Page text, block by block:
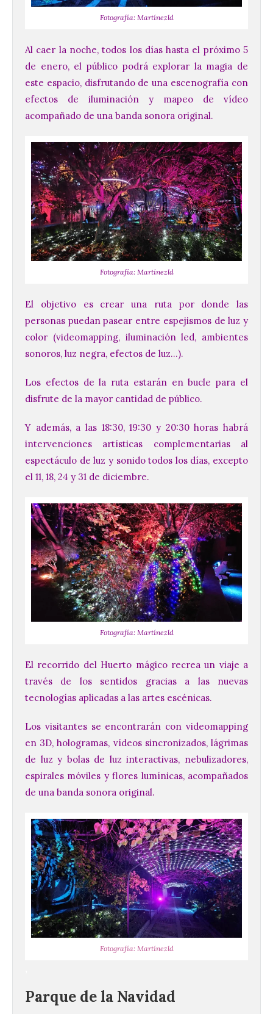
Fotografía: Martínezld
Al caer la noche, todos los días hasta el próximo 5
de enero, el público podrá explorar la magia de
este espacio, disfrutando de una escenografía con
efectos de iluminación y mapeo de vídeo
acompañado de una banda sonora original.
Fotografía: Martínezld
El objetivo es crear una ruta por donde las
personas puedan pasear entre espejismos de luz y
color (videomapping, iluminación led, ambientes
sonoros, luz negra, efectos de luz…).
Los efectos de la ruta estarán en bucle para el
disfrute de la mayor cantidad de público.
Y además, a las 18:30, 19:30 y 20:30 horas habrá
intervenciones artísticas complementarias al
espectáculo de luz y sonido todos los días, excepto
el 11, 18, 24 y 31 de diciembre.
Fotografía: Martínezld
El recorrido del Huerto mágico recrea un viaje a
través de los sentidos gracias a las nuevas
tecnologías aplicadas a las artes escénicas.
Los visitantes se encontrarán con videomapping
en 3D, hologramas, vídeos sincronizados, lágrimas
de luz y bolas de luz interactivas, nebulizadores,
espirales móviles y flores lumínicas, acompañados
de una banda sonora original.
Fotografía: Martínezld
Parque de la Navidad